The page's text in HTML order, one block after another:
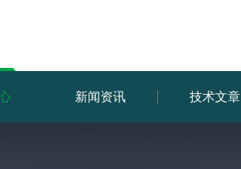
新闻资讯 技术文章